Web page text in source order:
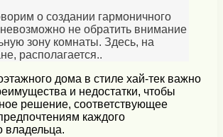
о создании гармоничного
не обратить внимание
зону комнаты. Здесь, на
располагается..
дома в стиле хай-тек важно
и недостатки, чтобы
решение, соответствующее
каждого
владельца.